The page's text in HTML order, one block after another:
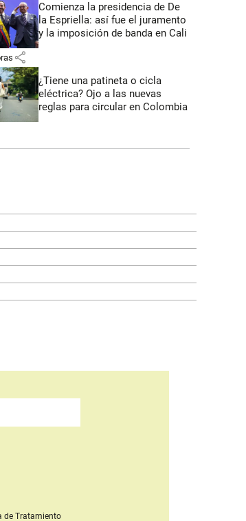
Comienza la presidencia de De
la Espriella: así fue el juramento
y la imposición de banda en Cali
share
¿Tiene una patineta o cicla
eléctrica? Ojo a las nuevas
reglas para circular en Colombia
de Tratamiento